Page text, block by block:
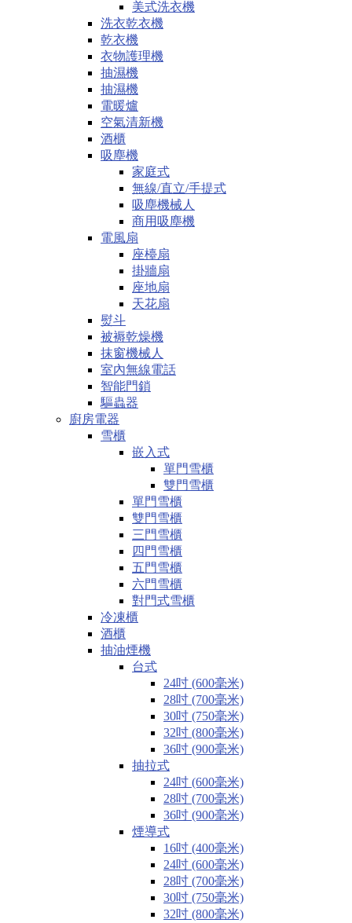
美式洗衣機
洗衣乾衣機
乾衣機
衣物護理機
抽濕機
抽濕機
電暖爐
空氣清新機
酒櫃
吸塵機
家庭式
無線/直立/手提式
吸塵機械人
商用吸塵機
電風扇
座檯扇
掛牆扇
座地扇
天花扇
熨斗
被褥乾燥機
抹窗機械人
室內無線電話
智能門鎖
驅蟲器
廚房電器
雪櫃
嵌入式
單門雪櫃
雙門雪櫃
單門雪櫃
雙門雪櫃
三門雪櫃
四門雪櫃
五門雪櫃
六門雪櫃
對門式雪櫃
冷凍櫃
酒櫃
抽油煙機
台式
24吋 (600毫米)
28吋 (700毫米)
30吋 (750毫米)
32吋 (800毫米)
36吋 (900毫米)
抽拉式
24吋 (600毫米)
28吋 (700毫米)
36吋 (900毫米)
煙導式
16吋 (400毫米)
24吋 (600毫米)
28吋 (700毫米)
30吋 (750毫米)
32吋 (800毫米)